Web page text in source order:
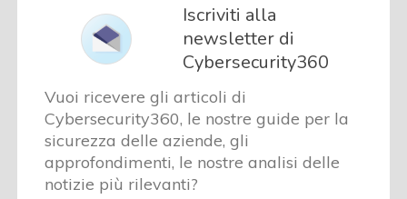
Iscriviti alla
newsletter di
Cybersecurity360
Vuoi ricevere gli articoli di
Cybersecurity360, le nostre guide per la
sicurezza delle aziende, gli
approfondimenti, le nostre analisi delle
notizie più rilevanti?